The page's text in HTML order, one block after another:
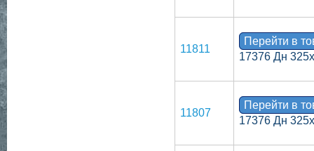
11811
Перейти в
17376 Дн
11807
Перейти в
17376 Дн